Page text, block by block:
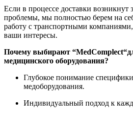
Если в процессе доставки возникнут
проблемы, мы полностью берем на
работу с транспортными
ваши интересы.
Почему выбирают “MedComplect
медицинского оборудования?
Глубокое понимание
медоборудования.
Индивидуальный подход к